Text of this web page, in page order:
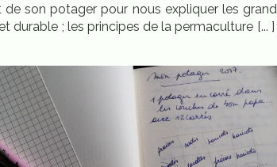
son potager pour nous expliquer les
durable ; les principes de la permaculture